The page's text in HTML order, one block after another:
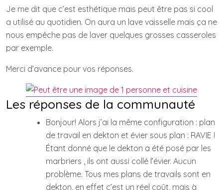
Je me dit que c’est esthétique mais peut être pas si cool
a utilisé au quotidien. On aura un lave vaisselle mais ça ne
nous empêche pas de laver quelques grosses casseroles
par exemple.
Merci d’avance pour vos réponses.
Les réponses de la communauté
Bonjour! Alors j’ai la même configuration : plan
de travail en dekton et évier sous plan : RAVIE !
Étant donné que le dekton a été posé par les
marbriers , ils ont aussi collé l’évier. Aucun
problème. Tous mes plans de travails sont en
dekton, en effet c’est un réel coût, mais à